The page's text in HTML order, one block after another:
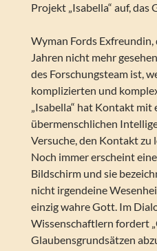
Projekt „Isabella“ auf,
Wyman Fords Exfreundin,
Jahren nicht mehr
des Forschungsteam ist,
komplizierten und
„Isabella“ hat Kontakt
übermenschlichen
Versuche, den Kontakt zu
Noch immer erscheint
Bildschirm und sie
nicht irgendeine
einzig wahre Gott. Im
Wissenschaftlern fordert
Glaubensgrundsätzen